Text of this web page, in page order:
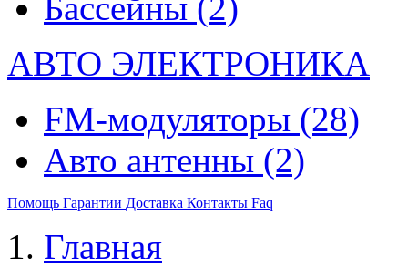
АВТО ЭЛЕКТРОНИКА
FM-модуляторы (28)
Авто антенны (2)
Помощь Гарантии Доставка Контакты Faq
Главная